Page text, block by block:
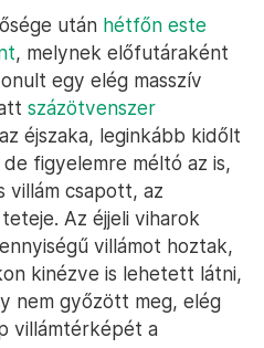
után hétfőn este
, melynek előfutáraként
egy elég masszív
százötvenszer
az éjszaka, leginkább kidőlt
figyelemre méltó az is,
villám csapott, az
Az éjjeli viharok
villámot hoztak,
kinézve is lehetett látni,
nem győzött meg, elég
villámtérképét a